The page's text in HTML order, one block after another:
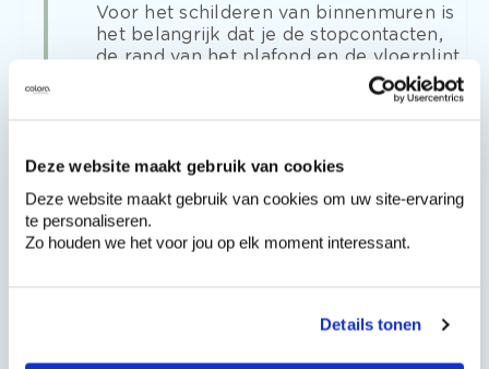
Deze website maakt gebruik van cookies
Deze website maakt gebruik van cookies om uw site-ervaring
te personaliseren.
Zo houden we het voor jou op elk moment interessant.
Details tonen
Voor het schilderen van binnenmuren is
het belangrijk dat je de stopcontacten,
de rand van het plafond en de vloerplint
beschermen vlakken daarom af met een
3 Wanneer je verftape verwijderen?
scheiding tussen de kleur van het plafond
en de muren en vermijd je een
gekartelde lijn.